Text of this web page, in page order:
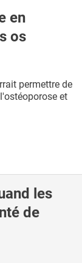
en
os
permettre de
et
les
de